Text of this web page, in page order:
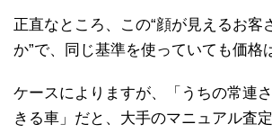
正直なところ、この“顔が見えるお客
か”で、同じ基準を使っていても価格
ケースによりますが、「うちの常連
きる車」だと、大手のマニュアル査